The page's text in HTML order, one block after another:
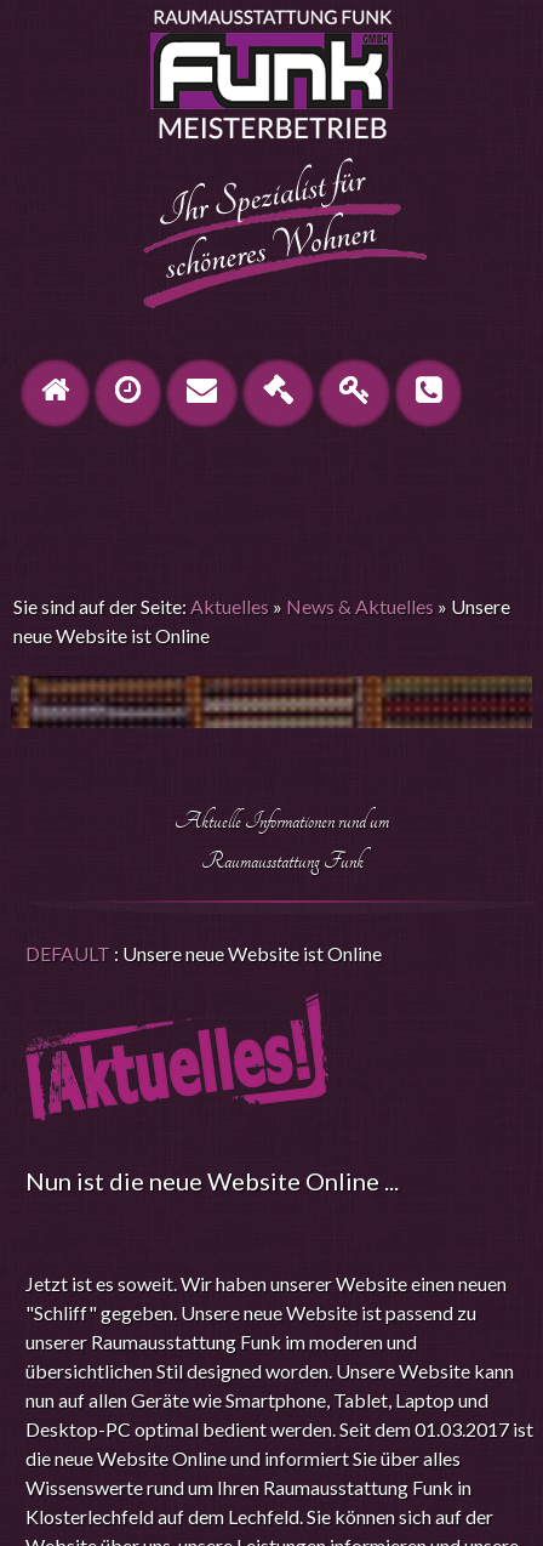
Sie sind auf der Seite: Aktuelles » News & Aktuelles » Unsere
neue Website ist Online
Aktuelle Informationen rund um
Raumausstattung Funk
DEFAULT: Unsere neue Website ist Online
Nun ist die neue Website Online ...
Jetzt ist es soweit. Wir haben unserer Website einen neuen
"Schliff" gegeben. Unsere neue Website ist passend zu
unserer Raumausstattung Funk im moderen und
übersichtlichen Stil designed worden. Unsere Website kann
nun auf allen Geräte wie Smartphone, Tablet, Laptop und
Desktop-PC optimal bedient werden. Seit dem 01.03.2017 ist
die neue Website Online und informiert Sie über alles
Wissenswerte rund um Ihren Raumausstattung Funk in
Klosterlechfeld auf dem Lechfeld. Sie können sich auf der